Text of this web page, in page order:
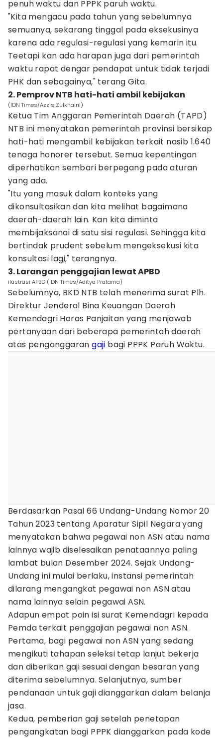
penuh waktu dan PPPK paruh waktu.
"Kita mengacu pada tahun yang sebelumnya
semuanya, sekarang tinggal pada eksekusinya
karena ada regulasi-regulasi yang kemarin itu.
Teetapi kan ada harapan juga dari pemerintah
waktu rapat dengar pendapat untuk tidak terjadi
PHK dan sebagainya," terang Gita.
2. Pemprov NTB hati-hati ambil kebijakan
(IDN Times/Azzis Zulkhairil)
Ketua Tim Anggaran Pemerintah Daerah (TAPD)
NTB ini menyatakan pemerintah provinsi bersikap
hati-hati mengambil kebijakan terkait nasib 1.640
tenaga honorer tersebut. Semua kepentingan
diperhatikan sembari berpegang pada aturan
yang ada.
"Itu yang masuk dalam konteks yang
dikonsultasikan dan kita melihat bagaimana
daerah-daerah lain. Kan kita diminta
membijaksanai di satu sisi regulasi. Sehingga kita
bertindak prudent sebelum mengeksekusi kita
konsultasi lagi," terangnya.
3. Larangan penggajian lewat APBD
ilustrasi APBD (IDN Times/Aditya Pratama)
Sebelumnya, BKD NTB telah menerima surat Plh.
Direktur Jenderal Bina Keuangan Daerah
Kemendagri Horas Panjaitan yang menjawab
pertanyaan dari beberapa pemerintah daerah
atas penganggarangaji bagi PPPK Paruh Waktu.
Berdasarkan Pasal 66 Undang-Undang Nomor 20
Tahun 2023 tentang Aparatur Sipil Negara yang
menyatakan bahwa pegawai non ASN atau nama
lainnya wajib diselesaikan penataannya paling
lambat bulan Desember 2024. Sejak Undang-
Undang ini mulai berlaku, instansi pemerintah
dilarang mengangkat pegawai non ASN atau
nama lainnya selain pegawai ASN.
Adapun empat poin isi surat Kemendagri kepada
Pemda terkait penggajian pegawai non ASN.
Pertama, bagi pegawai non ASN yang sedang
mengikuti tahapan seleksi tetap lanjut bekerja
dan diberikan gaji sesuai dengan besaran yang
diterima sebelumnya. Selanjutnya, sumber
pendanaan untuk gaji dianggarkan dalam belanja
jasa.
Kedua, pemberian gaji setelah penetapan
pengangkatan bagi PPPK dianggarkan pada kode